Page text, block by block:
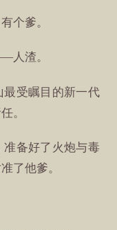
个爹。
人渣。
受瞩目的新一代
。
准备好了火炮与毒
了他爹。